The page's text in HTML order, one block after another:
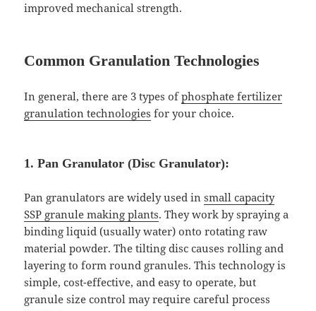
improved mechanical strength.
Common Granulation Technologies
In general, there are 3 types ofphosphate fertilizer
granulation technologies for your choice.
1. Pan Granulator (Disc Granulator):
Pan granulators are widely used insmall capacity
SSP granule making plants. They work by spraying a
binding liquid (usually water) onto rotating raw
material powder. The tilting disc causes rolling and
layering to form round granules. This technology is
simple, cost-effective, and easy to operate, but
granule size control may require careful process